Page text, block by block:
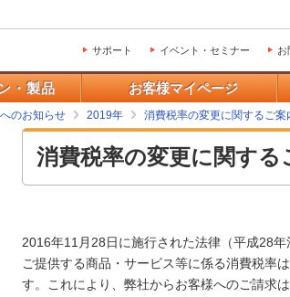
サポート イベント・セミナー お
・製品 お客様マイページ
のお知らせ 2019年 消費税率の変更に関するご案
消費税率の変更に関する
2016年11月28日に施行された法律（平成28
ご提供する商品・サービス等に係る消費税率
す。これにより、弊社からお客様へのご請求